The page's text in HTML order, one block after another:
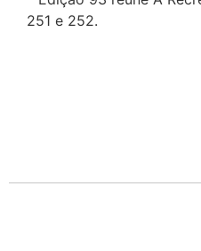
251 e 252.